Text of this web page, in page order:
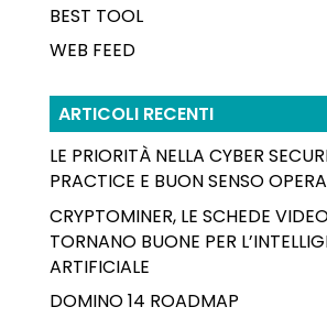
BEST TOOL
WEB FEED
ARTICOLI RECENTI
LE PRIORITÀ NELLA CYBER
PRACTICE E BUON SENSO
CRYPTOMINER, LE SCHEDE
TORNANO BUONE PER
ARTIFICIALE
DOMINO 14 ROADMAP